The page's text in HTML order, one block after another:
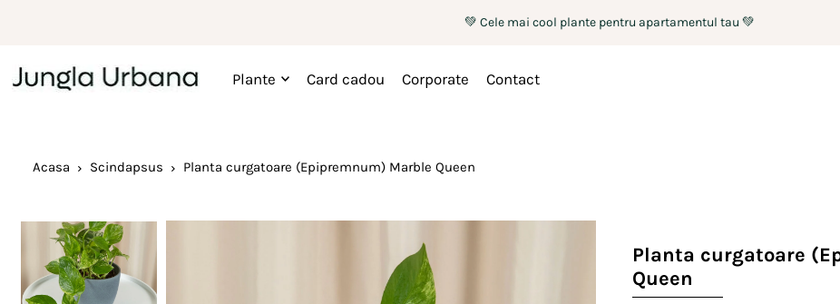
💚 Cele mai cool plante pentru apartamentul tau 💚
Plante Card cadou Corporate Contact
Acasa Scindapsus Planta curgatoare (Epipremnum) Marble Queen
Planta curgatoare
Queen